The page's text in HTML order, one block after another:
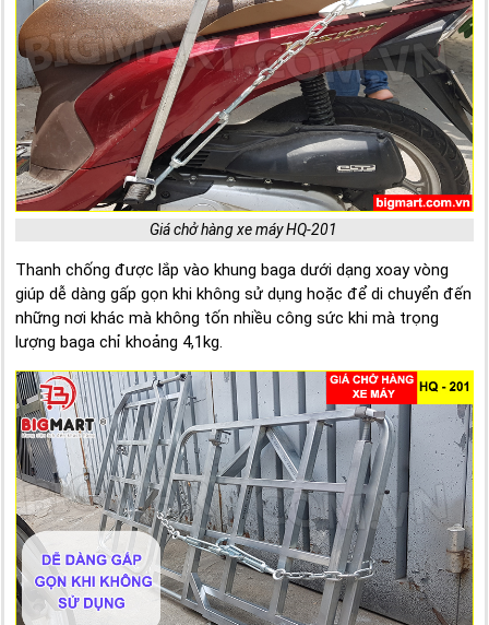
Giá chở hàng xe máy HQ-201
Thanh chống được lắp vào khung baga dưới dạng xoay vòng
giúp dễ dàng gấp gọn khi không sử dụng hoặc để di chuyển đến
những nơi khác mà không tốn nhiều công sức khi mà trọng
lượng baga chỉ khoảng 4,1kg.